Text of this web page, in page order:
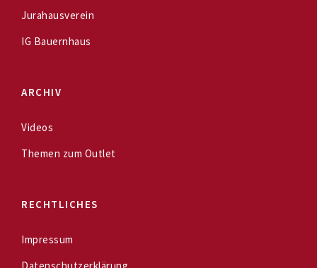
Jurahausverein
IG Bauernhaus
ARCHIV
Videos
Themen zum Outlet
RECHTLICHES
Impressum